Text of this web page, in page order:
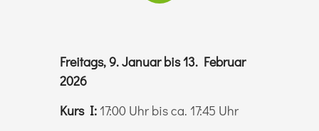
Freitags, 9. Januar bis 13. Februar
2026
Kurs I: 17:00 Uhr bis ca. 17:45 Uhr